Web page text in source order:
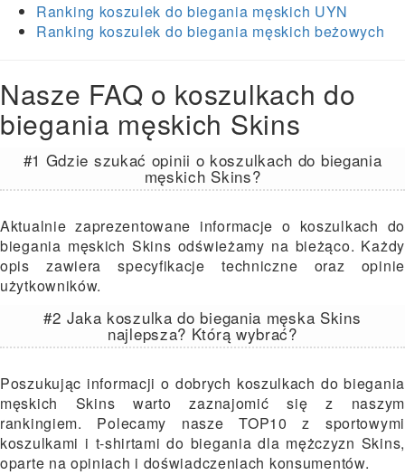
Ranking koszulek do biegania męskich UYN
Ranking koszulek do biegania męskich beżowych
Nasze FAQ o koszulkach do
biegania męskich Skins
#1 Gdzie szukać opinii o koszulkach do biegania
męskich Skins?
Aktualnie zaprezentowane informacje o koszulkach do
biegania męskich Skins odświeżamy na bieżąco. Każdy
opis zawiera specyfikacje techniczne oraz opinie
użytkowników.
#2 Jaka koszulka do biegania męska Skins
najlepsza? Którą wybrać?
Poszukując informacji o dobrych koszulkach do biegania
męskich Skins warto zaznajomić się z naszym
rankingiem. Polecamy nasze TOP10 z sportowymi
koszulkami i t-shirtami do biegania dla mężczyzn Skins,
oparte na opiniach i doświadczeniach konsumentów.